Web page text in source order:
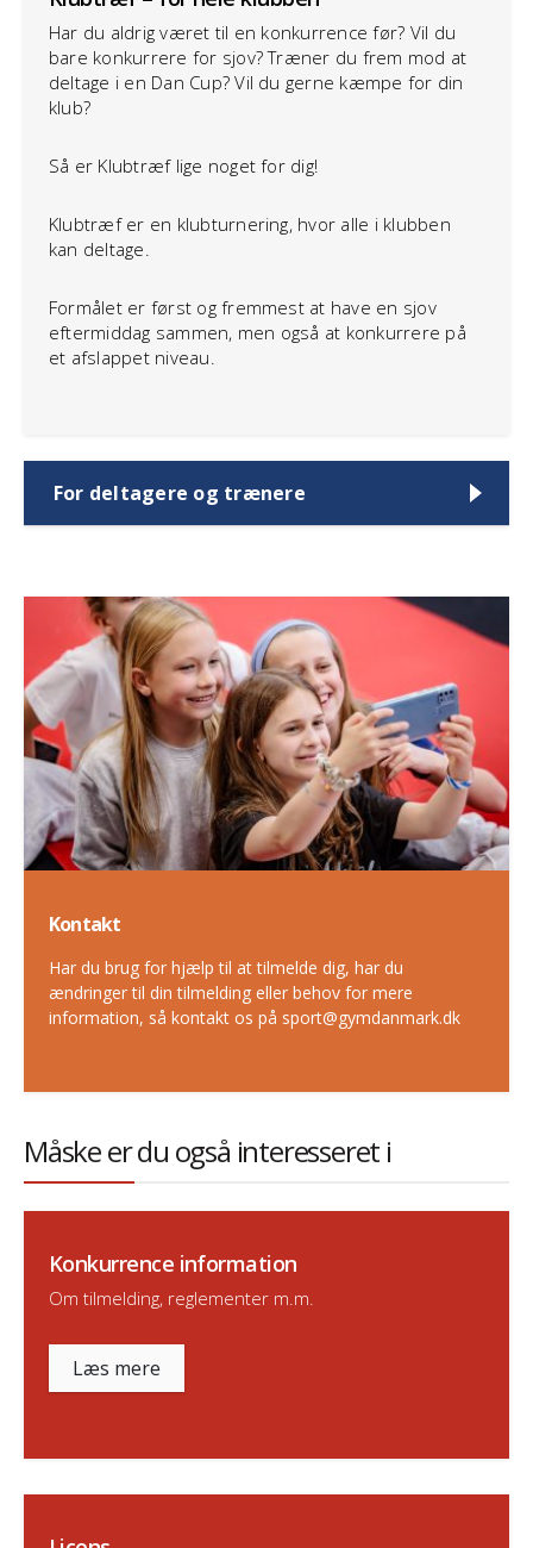
Har du aldrig været til en konkurrence før? Vil du
bare konkurrere for sjov? Træner du frem mod at
deltage i en Dan Cup? Vil du gerne kæmpe for din
klub?
Så er Klubtræf lige noget for dig!
Klubtræf er en klubturnering, hvor alle i klubben
kan deltage.
Formålet er først og fremmest at have en sjov
eftermiddag sammen, men også at konkurrere på
et afslappet niveau.
For deltagere og trænere
Kontakt
Har du brug for hjælp til at tilmelde dig, har du
ændringer til din tilmelding eller behov for mere
information, så kontakt os på sport@gymdanmark.dk
Måske er du også interesseret i
Konkurrence information
Om tilmelding, reglementer m.m.
Læs mere